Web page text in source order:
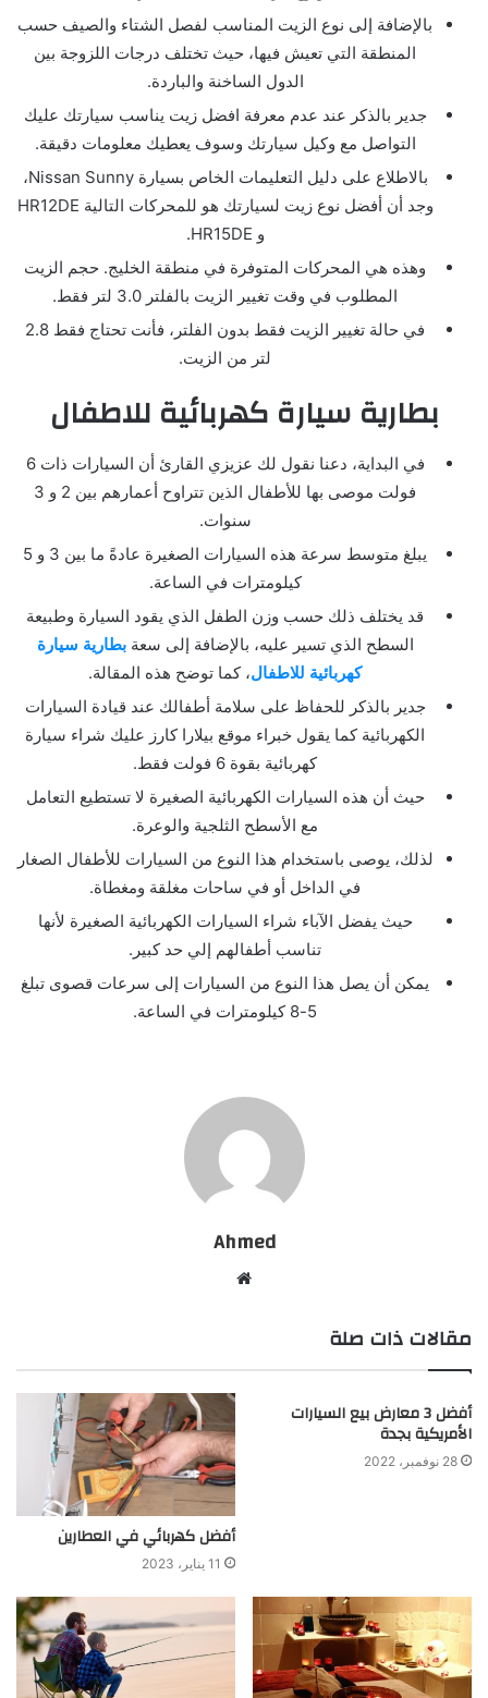
بالإضافة إلى نوع الزيت المناسب لفصل الشتاء والصيف حسب
المنطقة التي تعيش فيها، حيث تختلف درجات اللزوجة بين
الدول الساخنة والباردة.
جدير بالذكر عند عدم معرفة افضل زيت يناسب سيارتك عليك
التواصل مع وكيل سيارتك وسوف يعطيك معلومات دقيقة.
بالاطلاع على دليل التعليمات الخاص بسيارة Nissan Sunny،
وجد أن أفضل نوع زيت لسيارتك هو للمحركات التالية HR12DE
و HR15DE.
وهذه هي المحركات المتوفرة في منطقة الخليج. حجم الزيت
المطلوب في وقت تغيير الزيت بالفلتر 3.0 لتر فقط.
في حالة تغيير الزيت فقط بدون الفلتر، فأنت تحتاج فقط 2.8
لتر من الزيت.
بطارية سيارة كهربائية للاطفال
في البداية، دعنا نقول لك عزيزي القارئ أن السيارات ذات 6
فولت موصى بها للأطفال الذين تتراوح أعمارهم بين 2 و 3
سنوات.
يبلغ متوسط سرعة هذه السيارات الصغيرة عادةً ما بين 3 و 5
كيلومترات في الساعة.
قد يختلف ذلك حسب وزن الطفل الذي يقود السيارة وطبيعة
السطح الذي تسير عليه، بالإضافة إلى سعةبطارية سيارة
كهربائية للاطفال، كما توضح هذه المقالة.
جدير بالذكر للحفاظ على سلامة أطفالك عند قيادة السيارات
الكهربائية كما يقول خبراء موقع بيلارا كارز عليك شراء سيارة
كهربائية بقوة 6 فولت فقط.
حيث أن هذه السيارات الكهربائية الصغيرة لا تستطيع التعامل
مع الأسطح الثلجية والوعرة.
لذلك، يوصى باستخدام هذا النوع من السيارات للأطفال الصغار
في الداخل أو في ساحات مغلقة ومغطاة.
حيث يفضل الآباء شراء السيارات الكهربائية الصغيرة لأنها
تناسب أطفالهم إلي حد كبير.
يمكن أن يصل هذا النوع من السيارات إلى سرعات قصوى تبلغ
5-8 كيلومترات في الساعة.
Ahmed
مقالات ذات صلة
أفضل 3 معارض بيع السيارات
الأمريكية بجدة
28 نوفمبر، 2022
أفضل كهربائي في العطارين
11 يناير، 2023